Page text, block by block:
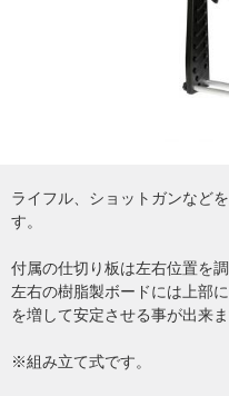
ライフル、ショットガンなど
す。
付属の仕切り板は左右位置を
左右の樹脂製ボードには上部
を増して安定させる事が出来ま
※組み立て式です。